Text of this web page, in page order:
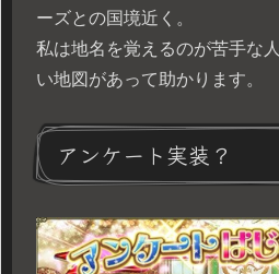
ーズとの国境近く。
私は地名を覚えるのが苦手な
い地図があって助かります。
アンケート実装？